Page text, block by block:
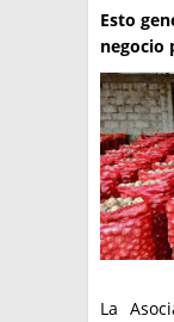
LA
Esto
negocio
La